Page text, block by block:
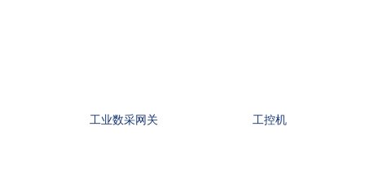
工业数采网关 工控机